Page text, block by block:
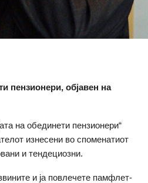
пензионери, објавен на
на обединети пензионери“
изнесени во споменатиот
и тендециозни.
и ја повлечете памфлет-